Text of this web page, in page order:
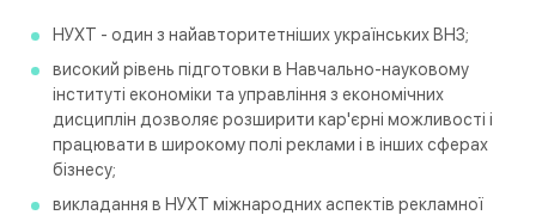
НУХТ - один з найавторитетніших українських ВНЗ;
високий рівень підготовки в Навчально-науковому
інституті економіки та управління з економічних
дисциплін дозволяє розширити кар'єрні можливості і
працювати в широкому полі реклами і в інших сферах
бізнесу;
викладання в НУХТ міжнародних аспектів рекламної